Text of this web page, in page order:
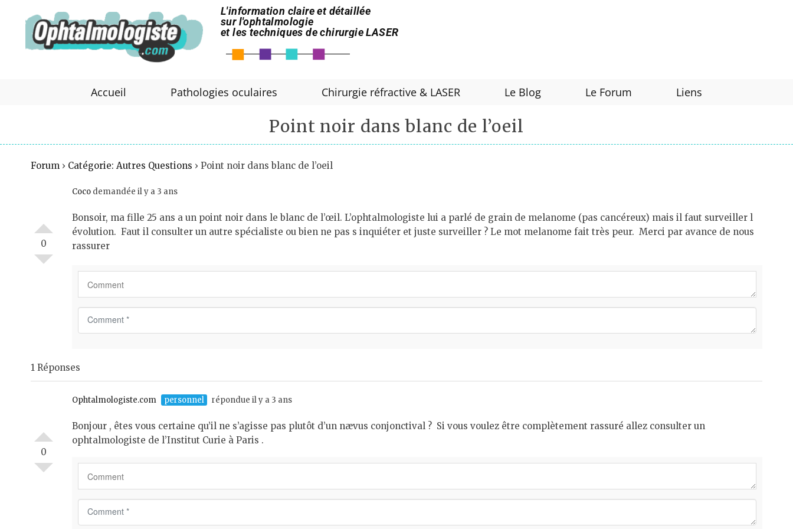
L'information claire et détaillée
sur l'ophtalmologie
et les techniques de chirurgie LASER
Accueil Pathologies oculaires Chirurgie réfractive & LASER Le Blog Le Forum Liens
Point noir dans blanc de l’oeil
Forum › Catégorie: Autres Questions › Point noir dans blanc de l’oeil
0
Coco demandée il y a 3 ans
Bonsoir, ma fille 25 ans a un point noir dans le blanc de l’œil. L’ophtalmologiste lui a parlé de grain de melanome (pas cancéreux) mais il faut surveiller l
évolution. Faut il consulter un autre spécialiste ou bien ne pas s inquiéter et juste surveiller ? Le mot melanome fait très peur. Merci par avance de nous
rassurer
e
n
t
1 Réponses
0
Ophtalmologiste.com personnel répondue il y a 3 ans
Bonjour , êtes vous certaine qu’il ne s’agisse pas plutôt d’un nævus conjonctival ? Si vous voulez être complètement rassuré allez consulter un
ophtalmologiste de l’Institut Curie à Paris .